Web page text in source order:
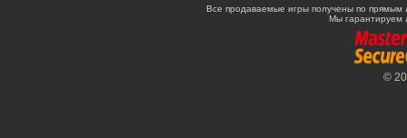
Все продаваемые игры получены по
Мы гарантируем
©